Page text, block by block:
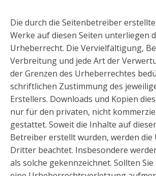
Die durch die Seitenbetreiber
Werke auf diesen Seiten unterliegen
Urheberrecht. Die Vervielfältigung,
Verbreitung und jede Art der
der Grenzen des Urheberrechtes
schriftlichen Zustimmung des
Erstellers. Downloads und Kopien
nur für den privaten, nicht
gestattet. Soweit die Inhalte auf
Betreiber erstellt wurden, werden die
Dritter beachtet. Insbesondere
als solche gekennzeichnet. Sollten